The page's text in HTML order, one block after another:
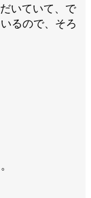
いていて、で
るので、そろ